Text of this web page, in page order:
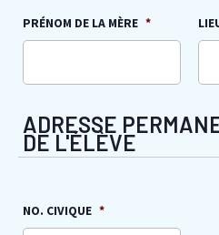
PRÉNOM DE LA MÈRE *
ADRESSE
DE L'ÉLÈVE
NO. CIVIQUE *